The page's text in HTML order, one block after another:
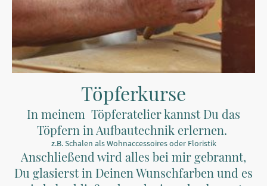
Töpferkurse
In meinem Töpferatelier kannst Du das
Töpfern in Aufbautechnik erlernen.
z.B. Schalen als Wohnaccessoires oder Floristik
Anschließend wird alles bei mir gebrannt,
Du glasierst in Deinen Wunschfarben und es